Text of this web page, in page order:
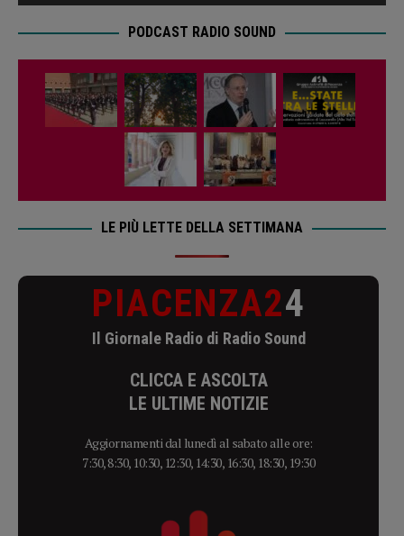
PODCAST RADIO SOUND
LE PIÙ LETTE DELLA SETTIMANA
PIACENZA24
Il Giornale Radio di Radio Sound
CLICCA E ASCOLTA
LE ULTIME NOTIZIE
Aggiornamenti dal lunedì al sabato alle ore:
7:30, 8:30, 10:30, 12:30, 14:30, 16:30, 18:30, 19:30